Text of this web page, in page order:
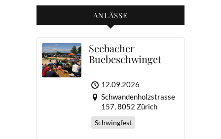
ANLÄSSE
Seebacher
Buebeschwinget
12.09.2026
Schwandenholzstrasse
157, 8052 Zürich
Schwingfest